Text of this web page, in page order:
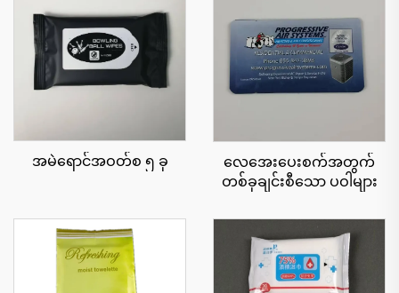
အမဲရောင်အဝတ်စ ၅ ခု
လေအေးပေးစက်အတွက်
တစ်ခုချင်းစီသော ပဝါများ